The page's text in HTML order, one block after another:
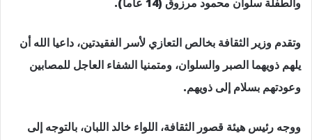
وتقدم وزير الثقافة بخالص التعازي لأسر الفقيدتين، داعيا الله أن
يلهم ذويهما الصبر والسلوان، ومتمنيا الشفاء العاجل للمصابين
وعودتهم بسلام إلى ذويهم.
ووجه رئيس هيئة قصور الثقافة، اللواء خالد اللبان، بالتوجه إلى